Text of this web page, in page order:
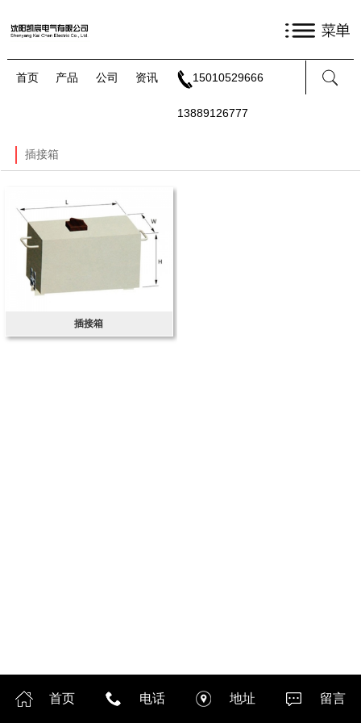
首页 产品 公司 资讯 15010529666
13889126777
插接箱
插接箱
首页 电话 地址 留言